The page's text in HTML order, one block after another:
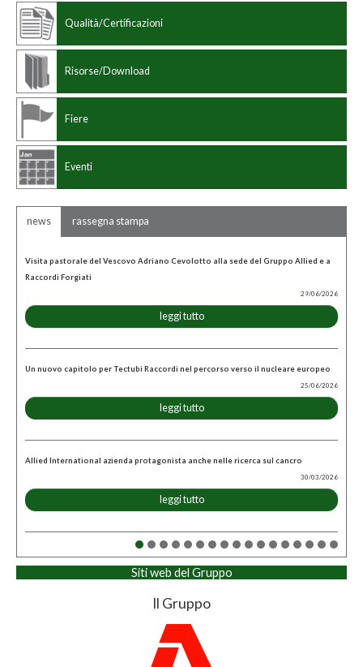
Qualità/Certificazioni
Risorse/Download
Fiere
Eventi
news rassegna stampa
Visita pastorale del Vescovo Adriano Cevolotto alla sede del Gruppo Allied e a
Raccordi Forgiati
29/06/2026
leggi tutto
Un nuovo capitolo per Tectubi Raccordi nel percorso verso il nucleare europeo
25/06/2026
leggi tutto
Allied International azienda protagonista anche nelle ricerca sul cancro
30/03/2026
leggi tutto
Siti web del Gruppo
Il Gruppo